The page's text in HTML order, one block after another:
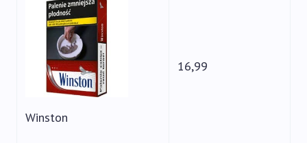
Winston
16,99